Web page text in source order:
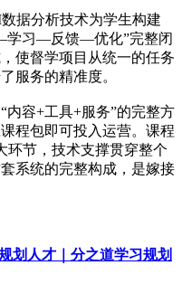
据分析技术为学生构建
学习—反馈—优化”完整闭
使督学项目从统一的任务
服务的精准度。
内容+工具+服务”的完整方
程包即可投入运营。课程
环节，技术支撑贯穿整个
系统的完整构成，是嫁接
划人才｜分之道学习规划